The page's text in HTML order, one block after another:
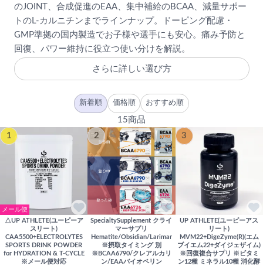
のJOINT、合成促進のEAA、集中補給のBCAA、減量サポー
トのL-カルニチンまでラインナップ。ドーピング配慮・
GMP準拠の国内製造でお子様や選手にも安心。痛み予防と
回復、パワー維持に役立つ使い分けを解説。
さらに詳しい選び方
新着順 価格順 おすすめ順
15商品
1
メール便
△UP ATHLETE(ユーピーア
スリート)
CAA5500+ELECTROLYTES
SPORTS DRINK POWDER
for HYDRATION & T-CYCLE
※メール便対応
2
SpecialtySupplement クライ
マーサプリ
Hematite/Obsidian/Larimar
※摂取タイミング 別
※BCAA6790/クレアルカリ
ン/EAAバイオペリン
3
UP ATHLETE(ユーピーアス
リート)
MVM22+DigeZyme(R)(エム
ブイエム22+ダイジェザイム)
※回復複合サプリ ※ビタミ
ン12種 ミネラル10種 消化酵